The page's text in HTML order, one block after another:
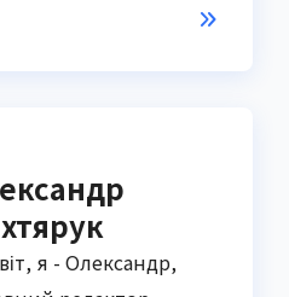
я - Олександр,